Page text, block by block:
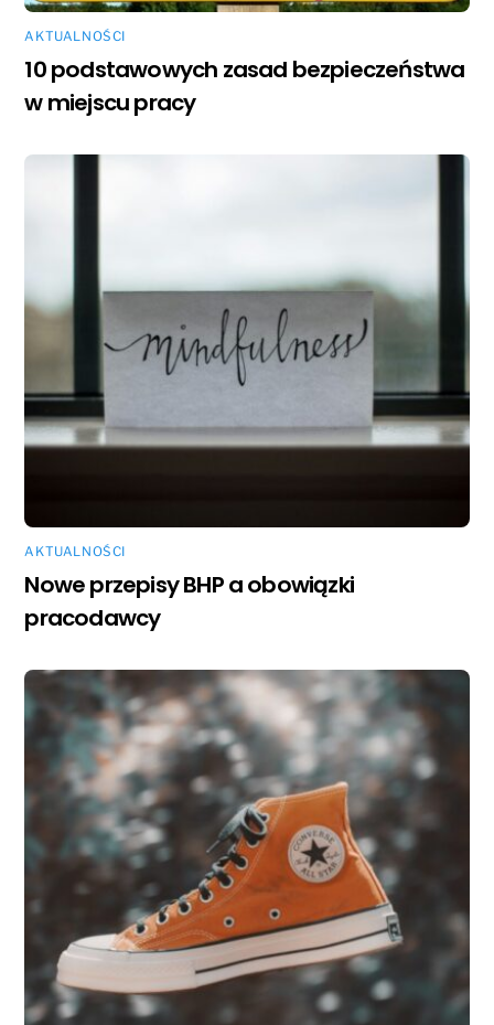
AKTUALNOŚCI
10 podstawowych zasad bezpieczeństwa
w miejscu pracy
AKTUALNOŚCI
Nowe przepisy BHP a obowiązki
pracodawcy